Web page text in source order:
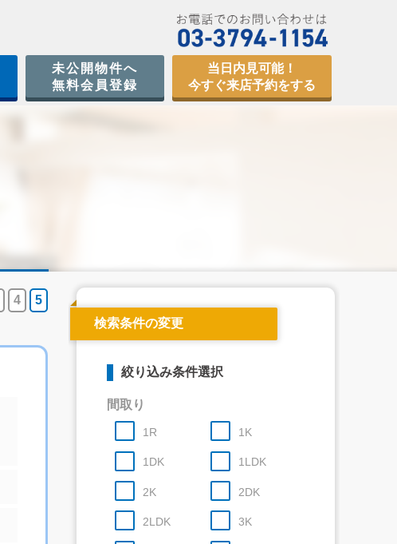
未公開物件へ
無料会員登録
当日内見可能！
今すぐ来店予約をする
4 5
検索条件の変更
絞り込み条件選択
間取り
1R 1K
1DK 1LDK
2K 2DK
2LDK 3K